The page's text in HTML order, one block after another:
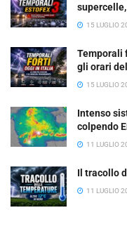
15 LUGLIO
Temporali
gli orari
15 LUGLIO
Intenso
colpendo
11 LUGLIO
Il tracollo
11 LUGLIO